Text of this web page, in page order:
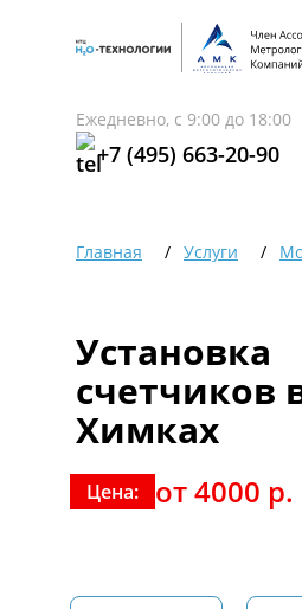
Ежедневно, с 9:00 до 18:00
+7 (495) 663-20-90
Главная Услуги
Установка
счетчиков
Химках
Цена: от 4000 р.